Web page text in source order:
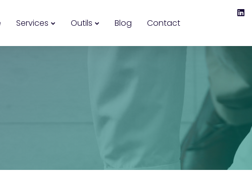
Services Outils Blog Contact